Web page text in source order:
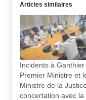
Articles similaires
Incidents à Ganthier
Premier Ministre et
Ministre de la
concertation avec la